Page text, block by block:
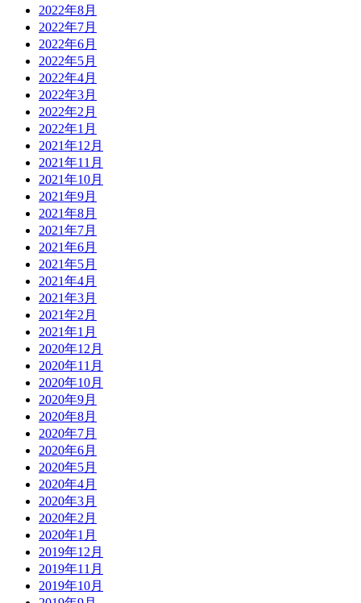
2022年8月
2022年7月
2022年6月
2022年5月
2022年4月
2022年3月
2022年2月
2022年1月
2021年12月
2021年11月
2021年10月
2021年9月
2021年8月
2021年7月
2021年6月
2021年5月
2021年4月
2021年3月
2021年2月
2021年1月
2020年12月
2020年11月
2020年10月
2020年9月
2020年8月
2020年7月
2020年6月
2020年5月
2020年4月
2020年3月
2020年2月
2020年1月
2019年12月
2019年11月
2019年10月